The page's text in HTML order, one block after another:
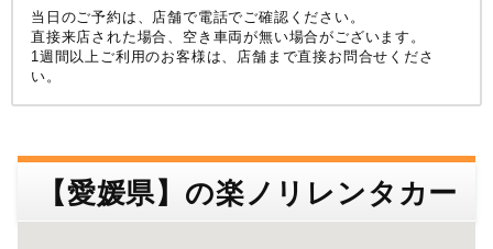
検索する
北陸
甲信越
関東
中部
近畿
中国
沖縄店舗名・住所 空港名・駅名など
検索する
当日のご予約は、店舗で電話でご確認ください。
直接来店された場合、空き車両が無い場合がございます。
1週間以上ご利用のお客様は、店舗まで直接お問合せくださ
い。
【愛媛県】の楽ノリレンタカー